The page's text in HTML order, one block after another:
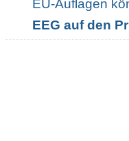
EU-Auflagen
EEG auf den